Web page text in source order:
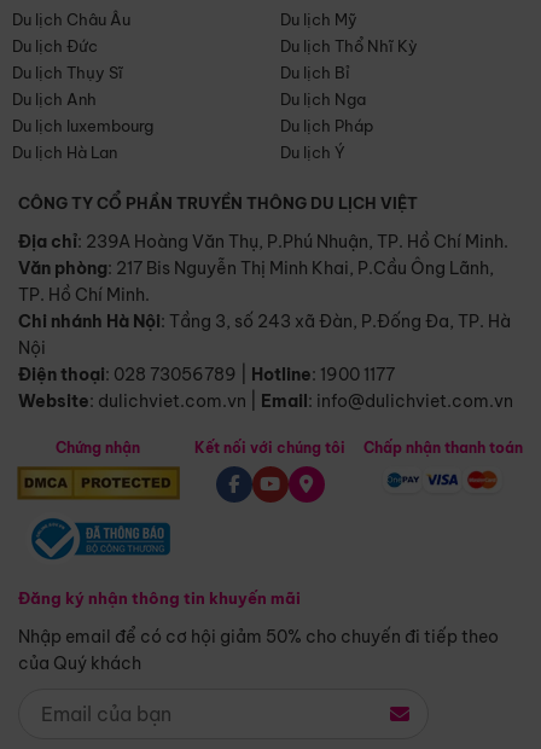
Du lịch Châu Âu
Du lịch Mỹ
Du lịch Đức
Du lịch Thổ Nhĩ Kỳ
Du lịch Thụy Sĩ
Du lịch Bỉ
Du lịch Anh
Du lịch Nga
Du lịch luxembourg
Du lịch Pháp
Du lịch Hà Lan
Du lịch Ý
CÔNG TY CỔ PHẦN TRUYỀN THÔNG DU LỊCH VIỆT
Địa chỉ: 239A Hoàng Văn Thụ, P.Phú Nhuận, TP. Hồ Chí Minh.
Văn phòng: 217 Bis Nguyễn Thị Minh Khai, P.Cầu Ông Lãnh,
TP. Hồ Chí Minh.
Chi nhánh Hà Nội: Tầng 3, số 243 xã Đàn, P.Đống Đa, TP. Hà
Nội
Điện thoại: 028 73056789 Hotline: 1900 1177
Website: dulichviet.com.vn Email: info@dulichviet.com.vn
Chứng nhận
Đăng ký nhận thông tin khuyến mãi
Nhập email để có cơ hội giảm 50% cho chuyến đi tiếp theo
của Quý khách
Kết nối với chúng tôi Chấp nhận thanh toán